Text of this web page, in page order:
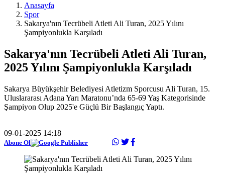
Anasayfa
Spor
Sakarya'nın Tecrübeli Atleti Ali Turan, 2025 Yılını
Şampiyonlukla Karşıladı
Sakarya'nın Tecrübeli Atleti Ali Turan,
2025 Yılını Şampiyonlukla Karşıladı
Sakarya Büyükşehir Belediyesi Atletizm Sporcusu Ali Turan, 15.
Uluslararası Adana Yarı Maratonu’nda 65-69 Yaş Kategorisinde
Şampiyon Olup 2025'e Güçlü Bir Başlangıç Yaptı.
09-01-2025 14:18
Abone Ol